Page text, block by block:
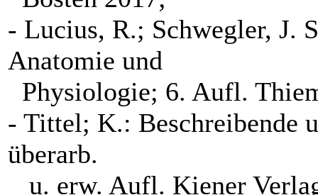
- Lucius, R.; Schwegler, J.
Anatomie und
Physiologie; 6. Aufl.
- Tittel; K.: Beschreibende
überarb.
u. erw. Aufl. Kiener